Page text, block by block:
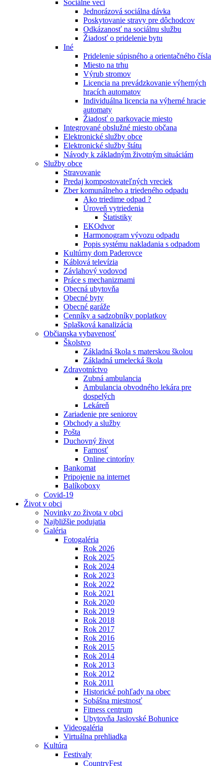
Sociálne veci
Jednorázová sociálna dávka
Poskytovanie stravy pre dôchodcov
Odkázanosť na sociálnu službu
Žiadosť o pridelenie bytu
Iné
Pridelenie súpisného a orientačného čísla
Miesto na trhu
Výrub stromov
Licencia na prevádzkovanie výherných
hracích automatov
Individuálna licencia na výherné hracie
automaty
Žiadosť o parkovacie miesto
Integrované obslužné miesto občana
Elektronické služby obce
Elektronické služby štátu
Návody k základným životným situáciám
Služby obce
Stravovanie
Predaj kompostovateľných vreciek
Zber komunálneho a triedeného odpadu
Ako triedime odpad ?
Úroveň vytriedenia
Štatistiky
EKOdvor
Harmonogram vývozu odpadu
Popis systému nakladania s odpadom
Kultúrny dom Paderovce
Káblová televízia
Závlahový vodovod
Práce s mechanizmami
Obecná ubytovňa
Obecné byty
Obecné garáže
Cenníky a sadzobníky poplatkov
Splašková kanalizácia
Občianska vybavenosť
Školstvo
Základná škola s materskou školou
Základná umelecká škola
Zdravotníctvo
Zubná ambulancia
Ambulancia obvodného lekára pre
dospelých
Lekáreň
Zariadenie pre seniorov
Obchody a služby
Pošta
Duchovný život
Farnosť
Online cintoríny
Bankomat
Pripojenie na internet
Balíkoboxy
Covid-19
Život v obci
Novinky zo života v obci
Najbližšie podujatia
Galéria
Fotogaléria
Rok 2026
Rok 2025
Rok 2024
Rok 2023
Rok 2022
Rok 2021
Rok 2020
Rok 2019
Rok 2018
Rok 2017
Rok 2016
Rok 2015
Rok 2014
Rok 2013
Rok 2012
Rok 2011
Historické pohľady na obec
Sobášna miestnosť
Fitness centrum
Ubytovňa Jaslovské Bohunice
Videogaléria
Virtuálna prehliadka
Kultúra
Festivaly
CountryFest